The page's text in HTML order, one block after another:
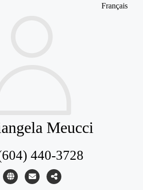
Français
Meucci
440-3728